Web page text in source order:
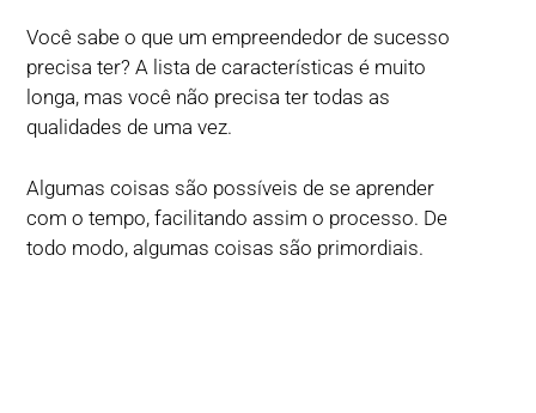
Você sabe o que um empreendedor de sucesso
precisa ter? A lista de características é muito
longa, mas você não precisa ter todas as
qualidades de uma vez.
Algumas coisas são possíveis de se aprender
com o tempo, facilitando assim o processo. De
todo modo, algumas coisas são primordiais.